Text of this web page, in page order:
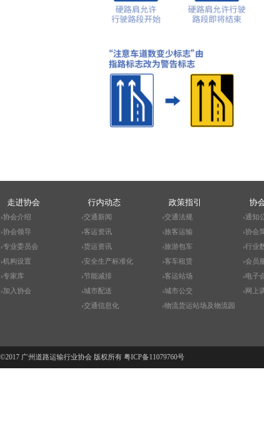
走进协会
协会介绍
协会领导
专业委员会
机构设置
专家库
加入协会
行内动态
交通新闻
客运资讯
货运资讯
安全生产标准化
节能减排
城市配送
交通信息化
政策指引
交通法规
旅客运输
旅游包车
客车租赁
客运站场
城市公交
物流货运站场及物流园
协
通知
协会
行业
会员
电子
网上
©2017 广州道路运输行业协会 版权所有 粤ICP备11079760号